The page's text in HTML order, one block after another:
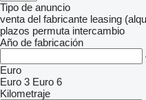
Tipo de anuncio
venta del fabricante leasing
plazos permuta intercambio
Año de fabricación
Euro
Euro 3 Euro 6
Kilometraje